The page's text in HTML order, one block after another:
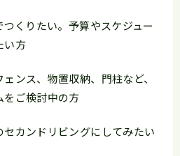
つくりたい。予算やスケジュー
い方
ンス、物置収納、門柱など、
をご検討中の方
セカンドリビングにしてみたい